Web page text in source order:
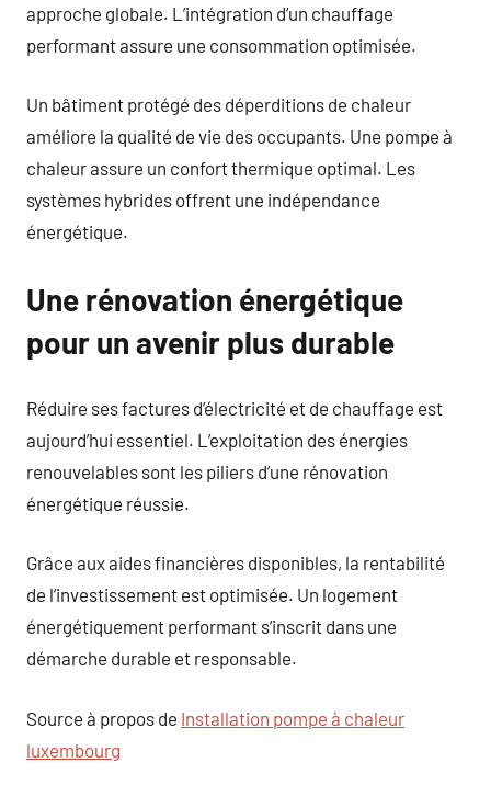
approche globale. L’intégration d’un chauffage
performant assure une consommation optimisée.
Un bâtiment protégé des déperditions de chaleur
améliore la qualité de vie des occupants. Une pompe à
chaleur assure un confort thermique optimal. Les
systèmes hybrides offrent une indépendance
énergétique.
Une rénovation énergétique
pour un avenir plus durable
Réduire ses factures d’électricité et de chauffage est
aujourd’hui essentiel. L’exploitation des énergies
renouvelables sont les piliers d’une rénovation
énergétique réussie.
Grâce aux aides financières disponibles, la rentabilité
de l’investissement est optimisée. Un logement
énergétiquement performant s’inscrit dans une
démarche durable et responsable.
Source à propos de Installation pompe à chaleur
luxembourg